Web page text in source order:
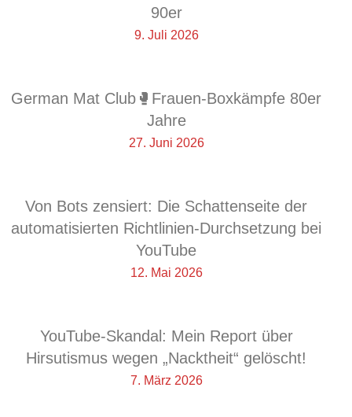
90er
9. Juli 2026
German Mat Club🥊Frauen-Boxkämpfe 80er
Jahre
27. Juni 2026
Von Bots zensiert: Die Schattenseite der
automatisierten Richtlinien-Durchsetzung bei
YouTube
12. Mai 2026
YouTube-Skandal: Mein Report über
Hirsutismus wegen „Nacktheit“ gelöscht!
7. März 2026